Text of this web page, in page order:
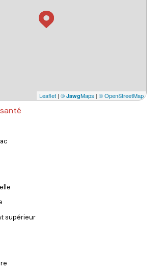
Leaflet | © JawgMaps | © OpenStreetMap
supérieur